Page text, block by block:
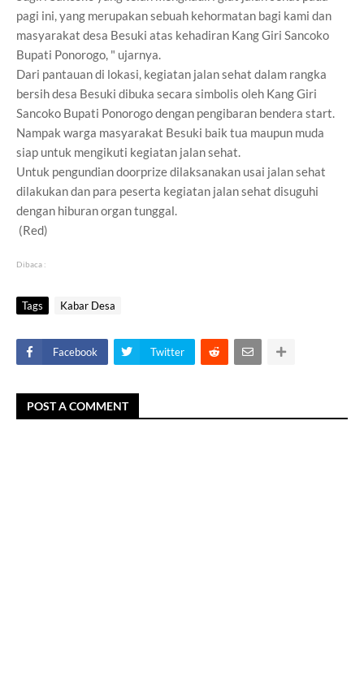
pagi ini, yang merupakan sebuah kehormatan bagi kami dan
masyarakat desa Besuki atas kehadiran Kang Giri Sancoko
Bupati Ponorogo, " ujarnya.
Dari pantauan di lokasi, kegiatan jalan sehat dalam rangka
bersih desa Besuki dibuka secara simbolis oleh Kang Giri
Sancoko Bupati Ponorogo dengan pengibaran bendera start.
Nampak warga masyarakat Besuki baik tua maupun muda
siap untuk mengikuti kegiatan jalan sehat.
Untuk pengundian doorprize dilaksanakan usai jalan sehat
dilakukan dan para peserta kegiatan jalan sehat disuguhi
dengan hiburan organ tunggal.
(Red)
Dibaca :
Tags Kabar Desa
Facebook Twitter
POST A COMMENT